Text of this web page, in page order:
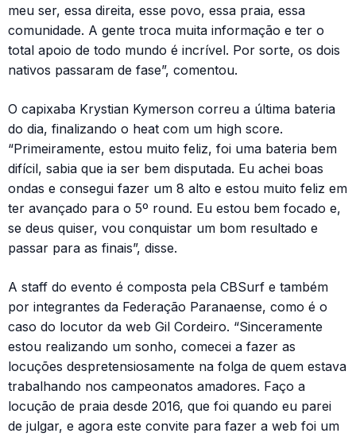
meu ser, essa direita, esse povo, essa praia, essa
comunidade. A gente troca muita informação e ter o
total apoio de todo mundo é incrível. Por sorte, os dois
nativos passaram de fase”, comentou.
O capixaba Krystian Kymerson correu a última bateria
do dia, finalizando o heat com um high score.
“Primeiramente, estou muito feliz, foi uma bateria bem
difícil, sabia que ia ser bem disputada. Eu achei boas
ondas e consegui fazer um 8 alto e estou muito feliz em
ter avançado para o 5º round. Eu estou bem focado e,
se deus quiser, vou conquistar um bom resultado e
passar para as finais”, disse.
A staff do evento é composta pela CBSurf e também
por integrantes da Federação Paranaense, como é o
caso do locutor da web Gil Cordeiro. “Sinceramente
estou realizando um sonho, comecei a fazer as
locuções despretensiosamente na folga de quem estava
trabalhando nos campeonatos amadores. Faço a
locução de praia desde 2016, que foi quando eu parei
de julgar, e agora este convite para fazer a web foi um